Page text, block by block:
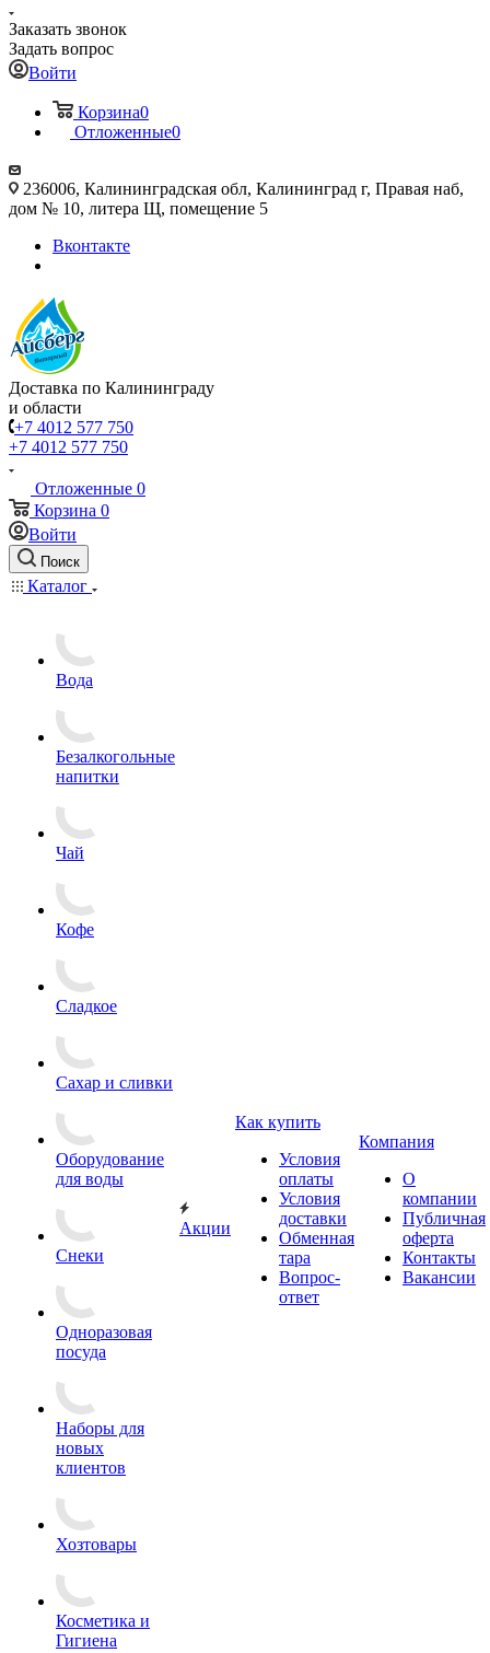
Заказать звонок
Задать вопрос
Войти
Корзина0
Отложенные0
236006, Калининградская обл, Калининград г, Правая наб,
дом № 10, литера Щ, помещение 5
Вконтакте
Доставка по Калининграду
и области
+7 4012 577 750
+7 4012 577 750
Отложенные 0
Корзина 0
Войти
Поиск
Каталог
Вода
Безалкогольные
напитки
Чай
Кофе
Сладкое
Сахар и сливки
Оборудование
для воды
Снеки
Одноразовая
посуда
Наборы для
новых
клиентов
Хозтовары
Косметика и
Гигиена
Акции
Как купить
Условия
оплаты
Условия
доставки
Обменная
тара
Вопрос-
ответ
Компания
О
компании
Публичная
оферта
Контакты
Вакансии